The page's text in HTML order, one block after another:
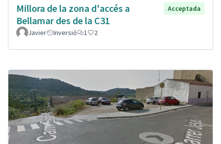
Millora de la zona d'accés a
Bellamar des de la C31
Acceptada
Javier Inversió 1 2